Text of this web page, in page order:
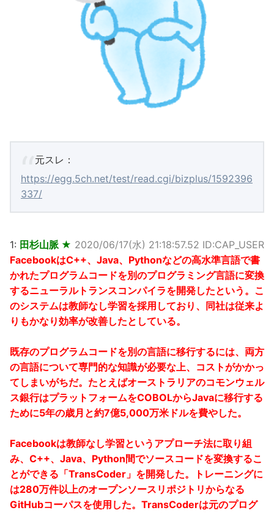
元スレ：
https://egg.5ch.net/test/read.cgi/bizplus/1592396
337/
1: 田杉山脈 ★ 2020/06/17(水) 21:18:57.52 ID:CAP_USER
FacebookはC++、Java、Pythonなどの高水準言語で書
かれたプログラムコードを別のプログラミング言語に変換
するニューラルトランスコンパイラを開発したという。こ
のシステムは教師なし学習を採用しており、同社は従来よ
りもかなり効率が改善したとしている。
既存のプログラムコードを別の言語に移行するには、両方
の言語について専門的な知識が必要な上、コストがかかっ
てしまいがちだ。たとえばオーストラリアのコモンウェル
ス銀行はプラットフォームをCOBOLからJavaに移行する
ために5年の歳月と約7億5,000万米ドルを費やした。
Facebookは教師なし学習というアプローチ法に取り組
み、C++、Java、Python間でソースコードを変換するこ
とができる「TransCoder」を開発した。トレーニングに
は280万件以上のオープンソースリポジトリからなる
GitHubコーパスを使用した。TransCoderは元のプログ